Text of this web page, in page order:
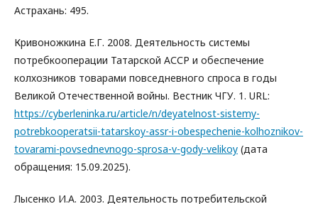
Астрахань: 495.
Кривоножкина Е.Г. 2008. Деятельность системы
потребкооперации Татарской АССР и обеспечение
колхозников товарами повседневного спроса в годы
Великой Отечественной войны. Вестник ЧГУ. 1. URL:
https://cyberleninka.ru/article/n/deyatelnost-sistemy-
potrebkooperatsii-tatarskoy-assr-i-obespechenie-kolhoznikov-
tovarami-povsednevnogo-sprosa-v-gody-velikoy (дата
обращения: 15.09.2025).
Лысенко И.А. 2003. Деятельность потребительской